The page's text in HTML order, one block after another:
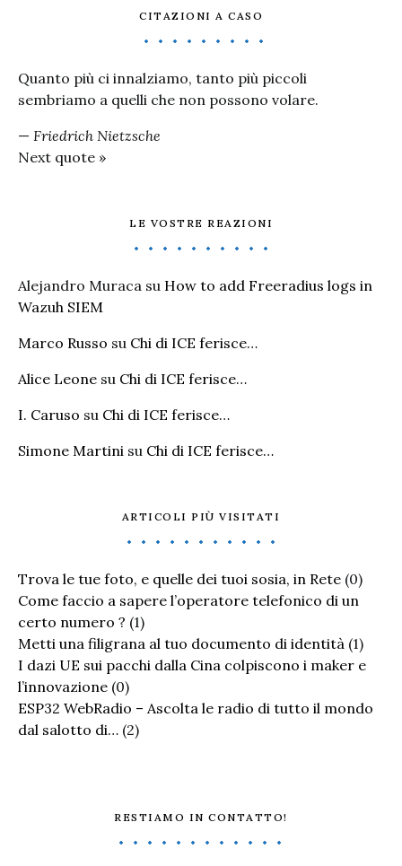
CITAZIONI A CASO
Quanto più ci innalziamo, tanto più piccoli
sembriamo a quelli che non possono volare.
— Friedrich Nietzsche
Next quote »
LE VOSTRE REAZIONI
Alejandro Muraca su How to add Freeradius logs in
Wazuh SIEM
Marco Russo su Chi di ICE ferisce…
Alice Leone su Chi di ICE ferisce…
I. Caruso su Chi di ICE ferisce…
Simone Martini su Chi di ICE ferisce…
ARTICOLI PIÙ VISITATI
Trova le tue foto, e quelle dei tuoi sosia, in Rete (0)
Come faccio a sapere l’operatore telefonico di un
certo numero ? (1)
Metti una filigrana al tuo documento di identità (1)
I dazi UE sui pacchi dalla Cina colpiscono i maker e
l’innovazione (0)
ESP32 WebRadio – Ascolta le radio di tutto il mondo
dal salotto di… (2)
RESTIAMO IN CONTATTO!